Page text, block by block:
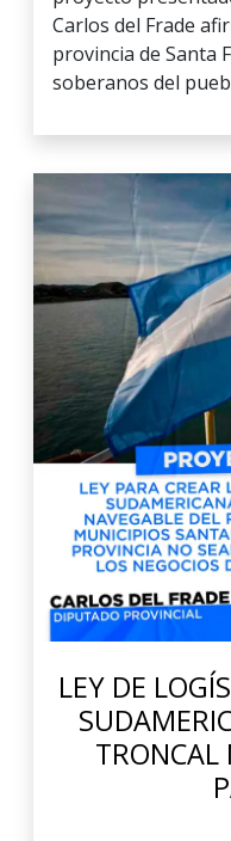
Carlos del Frade
provincia de Santa
soberanos del
LEY DE
TRONCAL